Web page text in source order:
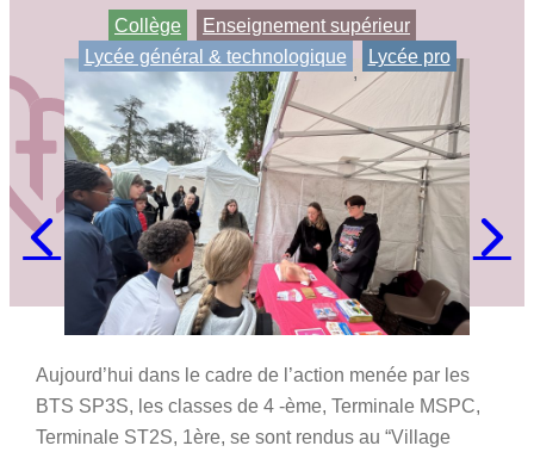
Collège
,
Enseignement supérieur
,
Lycée général & technologique
,
Lycée pro
Aujourd’hui dans le cadre de l’action menée par les
BTS SP3S, les classes de 4 -ème, Terminale MSPC,
Terminale ST2S, 1ère, se sont rendus au “Village